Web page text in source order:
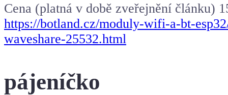
Cena (platná v době zveřejnění článku)
https://botland.cz/moduly-wifi-a-bt-
waveshare-25532.html
pájeníčko